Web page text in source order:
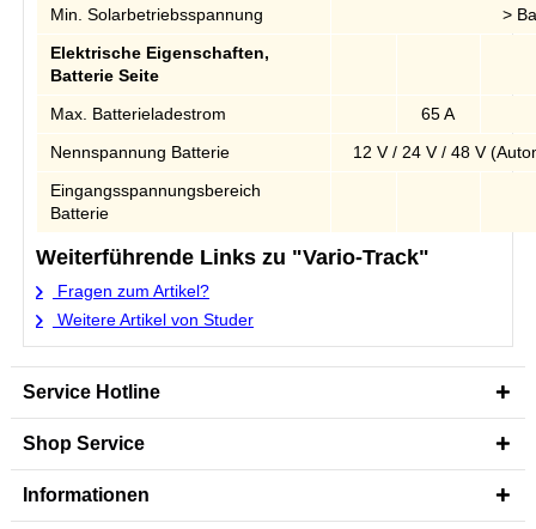
Min. Solarbetriebsspannung
>
Elektrische Eigenschaften,
Batterie Seite
Max. Batterieladestrom
65 A
Nennspannung Batterie
12 V / 24 V / 48 V
Eingangsspannungsbereich
Batterie
Weiterführende Links zu "Vario-Track"
Fragen zum Artikel?
Weitere Artikel von Studer
Service Hotline
Shop Service
Informationen